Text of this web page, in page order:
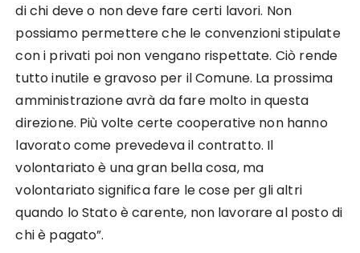
di chi deve o non deve fare certi lavori. Non
possiamo permettere che le convenzioni stipulate
con i privati poi non vengano rispettate. Ciò rende
tutto inutile e gravoso per il Comune. La prossima
amministrazione avrà da fare molto in questa
direzione. Più volte certe cooperative non hanno
lavorato come prevedeva il contratto. Il
volontariato è una gran bella cosa, ma
volontariato significa fare le cose per gli altri
quando lo Stato è carente, non lavorare al posto di
chi è pagato”.